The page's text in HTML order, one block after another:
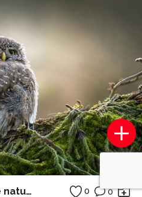
Stand achterwasser zee natuur ostsee duitsland camping 0 0